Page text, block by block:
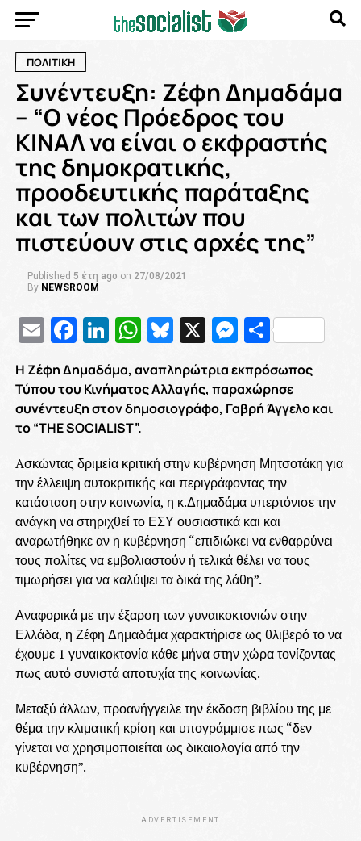
ΠΟΛΙΤΙΚΗ
Συνέντευξη: Ζέφη Δημαδάμα
– “Ο νέος Πρόεδρος του
ΚΙΝΑΛ να είναι ο εκφραστής
της δημοκρατικής,
προοδευτικής παράταξης
και των πολιτών που
πιστεύουν στις αρχές της”
Published 5 έτη ago on 27/08/2021
By NEWSROOM
EmailFacebook
LinkedIn
WhatsApp
Bluesky
X
Η Ζέφη Δημαδάμα, αναπληρώτρια εκπρόσωπος
Τύπου του Κινήματος Αλλαγής, παραχώρησε
συνέντευξη στον δημοσιογράφο, Γαβρή Άγγελο και
το “THE SOCIALIST”.
Aσκώντας δριμεία κριτική στην κυβέρνηση Μητσοτάκη για
την έλλειψη αυτοκριτικής και περιγράφοντας την
κατάσταση στην κοινωνία, η κ.Δημαδάμα υπερτόνισε την
ανάγκη να στηριχθεί το ΕΣΥ ουσιαστικά και και
αναρωτήθηκε αν η κυβέρνηση “επιδιώκει να ενθαρρύνει
τους πολίτες να εμβολιαστούν ή τελικά θέλει να τους
τιμωρήσει για να καλύψει τα δικά της λάθη”.
Αναφορικά με την έξαρση των γυναικοκτονιών στην
Ελλάδα, η Ζέφη Δημαδάμα χαρακτήρισε ως θλιβερό το να
έχουμε 1 γυναικοκτονία κάθε μήνα στην χώρα τονίζοντας
πως αυτό συνιστά αποτυχία της κοινωνίας.
Μεταξύ άλλων, προανήγγειλε την έκδοση βιβλίου της με
θέμα την κλιματική κρίση και υπογράμμισε πως “δεν
γίνεται να χρησιμοποιείται ως δικαιολογία από την
κυβέρνηση”.
ADVERTISEMENT